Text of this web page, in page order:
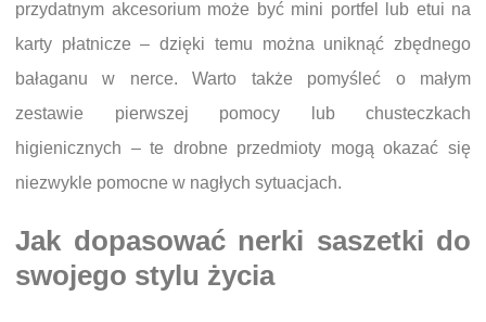
przydatnym akcesorium może być mini portfel lub etui na
karty płatnicze – dzięki temu można uniknąć zbędnego
bałaganu w nerce. Warto także pomyśleć o małym
zestawie pierwszej pomocy lub chusteczkach
higienicznych – te drobne przedmioty mogą okazać się
niezwykle pomocne w nagłych sytuacjach.
Jak dopasować nerki saszetki do
swojego stylu życia